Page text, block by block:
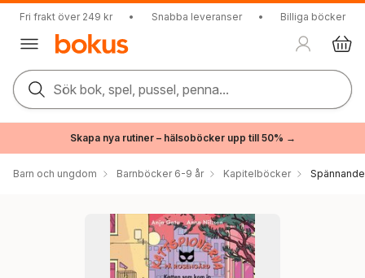
Fri frakt över 249 kr • Snabba leveranser • Billiga böcker
Sök bok, spel, pussel, penna...
Skapa nya rutiner – hälsoböcker upp till 50% →
Barn och ungdom Barnböcker 6-9 år Kapitelböcker